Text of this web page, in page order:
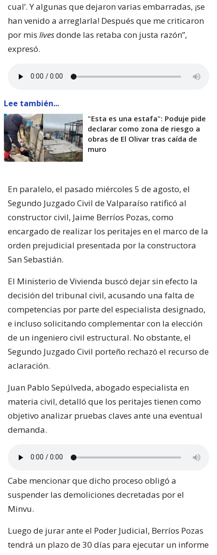
cual’. Y algunas que dejaron varias embarradas, ¡se
han venido a arreglarla! Después que me criticaron
por mis livesdonde las retaba con justa razón”,
expresó.
Lee también...
"Esta es una estafa": Poduje pide
declarar como zona de riesgo a
obras de El Olivar tras caída de
muro
En paralelo, el pasado miércoles 5 de agosto, el
Segundo Juzgado Civil de Valparaíso ratificó al
constructor civil, Jaime Berríos Pozas, como
encargado de realizar los peritajes en el marco de la
orden prejudicial presentada por la constructora
San Sebastián.
El Ministerio de Vivienda buscó dejar sin efecto la
decisión del tribunal civil, acusando una falta de
competencias por parte del especialista designado,
e incluso solicitando complementar con la elección
de un ingeniero civil estructural. No obstante, el
Segundo Juzgado Civil porteño rechazó el recurso de
aclaración.
Juan Pablo Sepúlveda, abogado especialista en
materia civil, detalló que los peritajes tienen como
objetivo analizar pruebas claves ante una eventual
demanda.
Cabe mencionar que dicho proceso obligó a
suspender las demoliciones decretadas por el
Minvu.
Luego de jurar ante el Poder Judicial, Berríos Pozas
tendrá un plazo de 30 días para ejecutar un informe